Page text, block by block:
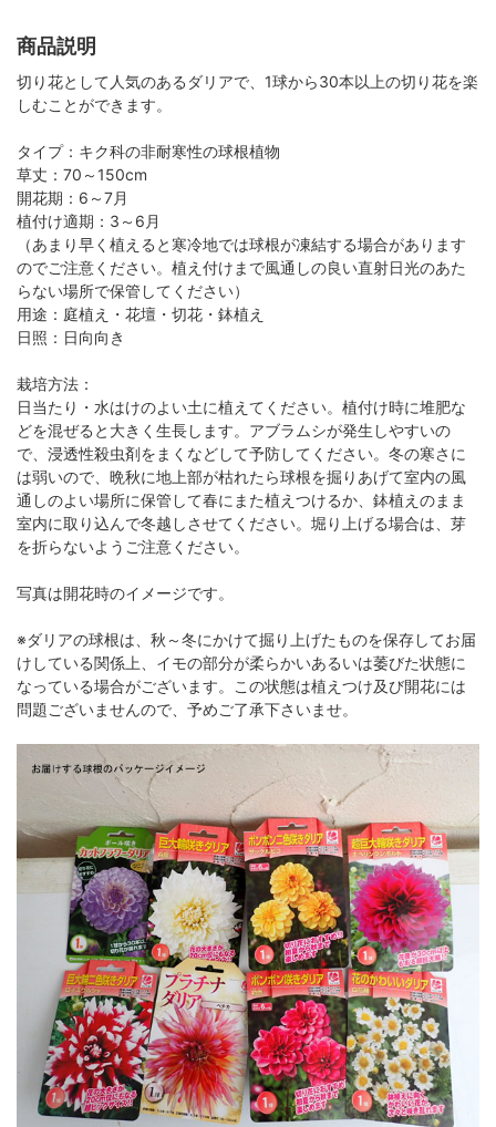
商品説明
切り花として人気のあるダリアで、1球から30本以上の切り花を楽
しむことができます。
タイプ：キク科の非耐寒性の球根植物
草丈：70～150cm
開花期：6～7月
植付け適期：3～6月
（あまり早く植えると寒冷地では球根が凍結する場合があります
のでご注意ください。植え付けまで風通しの良い直射日光のあた
らない場所で保管してください）
用途：庭植え・花壇・切花・鉢植え
日照：日向向き
栽培方法：
日当たり・水はけのよい土に植えてください。植付け時に堆肥な
どを混ぜると大きく生長します。アブラムシが発生しやすいの
で、浸透性殺虫剤をまくなどして予防してください。冬の寒さに
は弱いので、晩秋に地上部が枯れたら球根を掘りあげて室内の風
通しのよい場所に保管して春にまた植えつけるか、鉢植えのまま
室内に取り込んで冬越しさせてください。堀り上げる場合は、芽
を折らないようご注意ください。
写真は開花時のイメージです。
※ダリアの球根は、秋～冬にかけて掘り上げたものを保存してお届
けしている関係上、イモの部分が柔らかいあるいは萎びた状態に
なっている場合がございます。この状態は植えつけ及び開花には
問題ございませんので、予めご了承下さいませ。